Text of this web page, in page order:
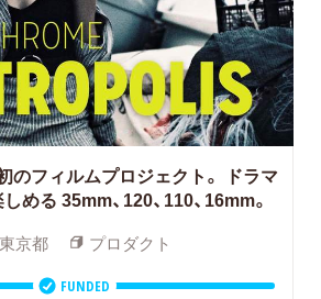
のフィルムプロジェクト。
ドラマ
める 35mm、120、110、16mm。
東京都 プロダクト
FUNDED